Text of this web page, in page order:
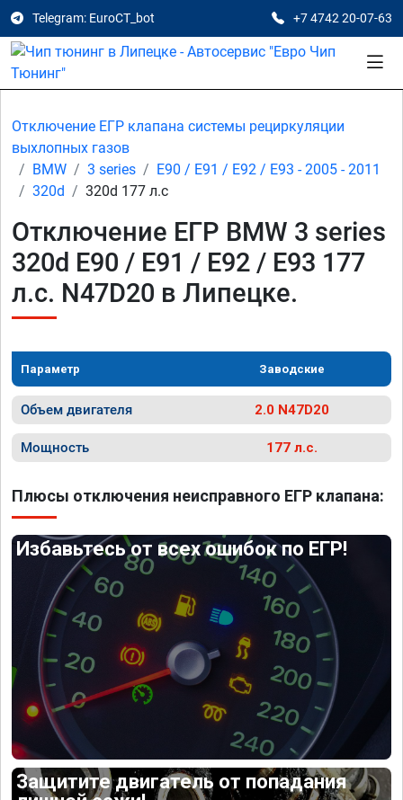
Telegram: EuroCT_bot +7 4742 20-07-63
Отключение ЕГР клапана системы рециркуляции
выхлопных газов
BMW
3 series
E90 / E91 / E92 / E93 - 2005 - 2011
320d
320d 177 л.с
Отключение ЕГР BMW 3 series
320d E90 / E91 / E92 / E93 177
л.с. N47D20 в Липецке.
Параметр Заводские
Объем двигателя 2.0 N47D20
Мощность 177 л.с.
Плюсы отключения неисправного ЕГР клапана:
Избавьтесь от всех ошибок по ЕГР!
Защитите двигатель от попадания